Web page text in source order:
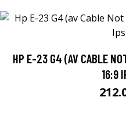
HP E-23 G4 (AV CABLE
16:9